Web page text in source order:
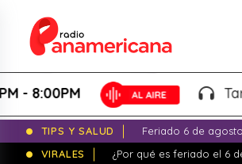
Tardeo Salsero - Lucho
TIPS Y SALUD
Feriado 6 de
VIRALES
¿Por qué es feriado el 6